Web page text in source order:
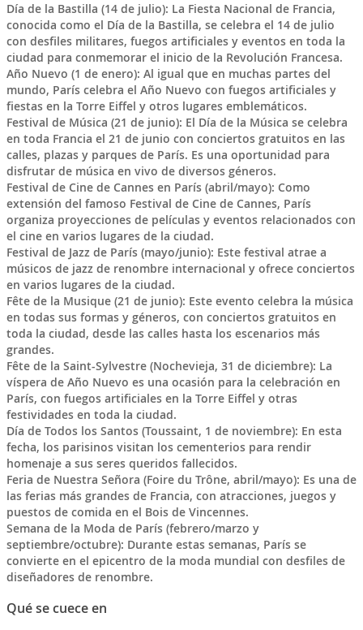
Día de la Bastilla (14 de julio): La Fiesta Nacional de Francia,
conocida como el Día de la Bastilla, se celebra el 14 de julio
con desfiles militares, fuegos artificiales y eventos en toda la
ciudad para conmemorar el inicio de la Revolución Francesa.
Año Nuevo (1 de enero): Al igual que en muchas partes del
mundo, París celebra el Año Nuevo con fuegos artificiales y
fiestas en la Torre Eiffel y otros lugares emblemáticos.
Festival de Música (21 de junio): El Día de la Música se celebra
en toda Francia el 21 de junio con conciertos gratuitos en las
calles, plazas y parques de París. Es una oportunidad para
disfrutar de música en vivo de diversos géneros.
Festival de Cine de Cannes en París (abril/mayo): Como
extensión del famoso Festival de Cine de Cannes, París
organiza proyecciones de películas y eventos relacionados con
el cine en varios lugares de la ciudad.
Festival de Jazz de París (mayo/junio): Este festival atrae a
músicos de jazz de renombre internacional y ofrece conciertos
en varios lugares de la ciudad.
Fête de la Musique (21 de junio): Este evento celebra la música
en todas sus formas y géneros, con conciertos gratuitos en
toda la ciudad, desde las calles hasta los escenarios más
grandes.
Fête de la Saint-Sylvestre (Nochevieja, 31 de diciembre): La
víspera de Año Nuevo es una ocasión para la celebración en
París, con fuegos artificiales en la Torre Eiffel y otras
festividades en toda la ciudad.
Día de Todos los Santos (Toussaint, 1 de noviembre): En esta
fecha, los parisinos visitan los cementerios para rendir
homenaje a sus seres queridos fallecidos.
Feria de Nuestra Señora (Foire du Trône, abril/mayo): Es una de
las ferias más grandes de Francia, con atracciones, juegos y
puestos de comida en el Bois de Vincennes.
Semana de la Moda de París (febrero/marzo y
septiembre/octubre): Durante estas semanas, París se
convierte en el epicentro de la moda mundial con desfiles de
diseñadores de renombre.
Qué se cuece en